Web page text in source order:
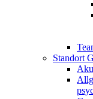
Standort